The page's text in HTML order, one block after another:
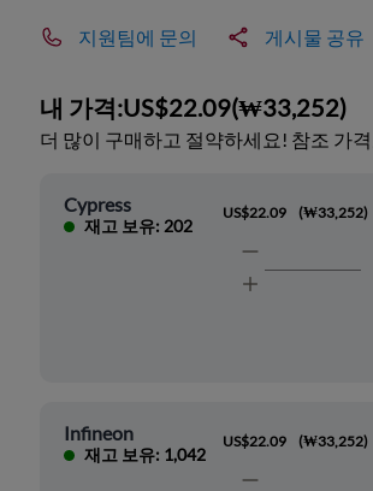
지원팀에 문의 게시물 공유
내 가격:US$22.09(₩33,252)
더 많이 구매하고 절약하세요! 참조 가
Cypress
재고 보유: 202
US$22.09 (₩33,252)
Infineon
재고 보유: 1,042
US$22.09 (₩33,252)